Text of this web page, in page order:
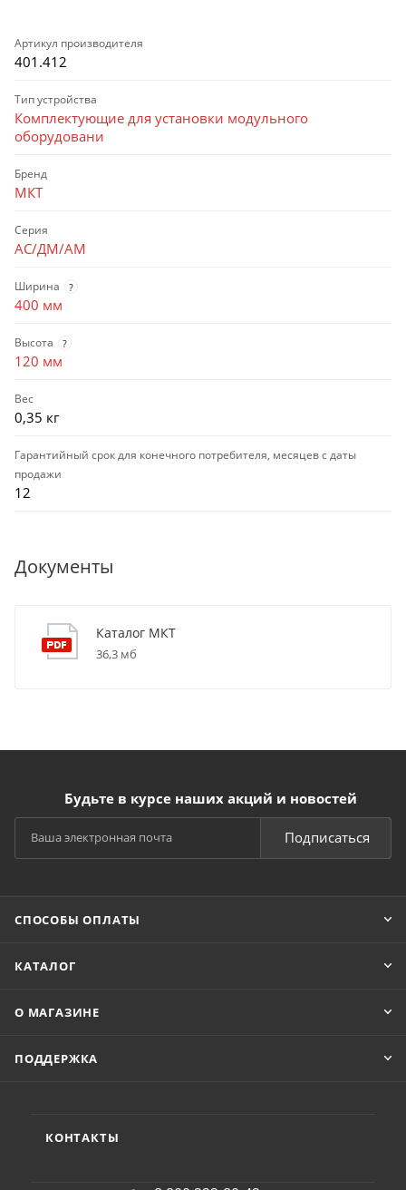
Артикул производителя
401.412
Тип устройства
Комплектующие для установки модульного
оборудовани
Бренд
МКТ
Серия
АС/ДМ/АМ
Ширина ?
400 мм
Высота ?
120 мм
Вес
0,35 кг
Гарантийный срок для конечного потребителя, месяцев с даты
продажи
12
Документы
Каталог МКТ
36,3 мб
Будьте в курсе наших акций и новостей
Подписаться
СПОСОБЫ ОПЛАТЫ
КАТАЛОГ
О МАГАЗИНЕ
ПОДДЕРЖКА
КОНТАКТЫ